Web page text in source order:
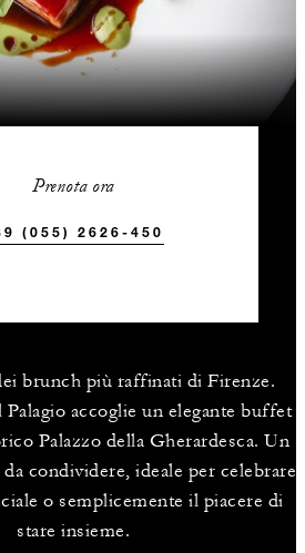
Prenota ora
(055) 2626-450
brunch più raffinati di Firenze.
accoglie un elegante buffet
Palazzo della Gherardesca. Un
condividere, ideale per celebrare
o semplicemente il piacere di
stare insieme.